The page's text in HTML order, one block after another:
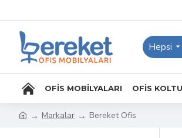
Hepsi
OFIS MOBILYALARI OFIS
Markalar Bereket Ofis